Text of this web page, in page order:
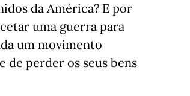
da América? E por
uma guerra para
um movimento
perder os seus bens